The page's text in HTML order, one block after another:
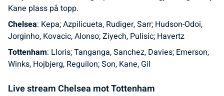
Kane plass på topp.
Chelsea: Kepa; Azpilicueta, Rudiger, Sarr; Hudson-Odoi,
Jorginho, Kovacic, Alonso; Ziyech, Pulisic; Havertz
Tottenham: Lloris; Tanganga, Sanchez, Davies; Emerson,
Winks, Hojbjerg, Reguilon; Son, Kane, Gil
Live stream Chelsea mot Tottenham